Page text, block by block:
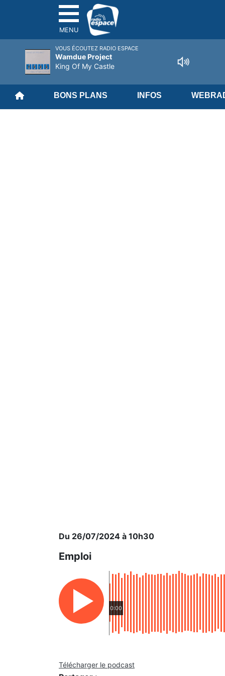
MENU
BONS PLANS INFOS
Du 26/07/2024 à 10h30
Emploi
0:00
Télécharger le podcast
VOUS ÉCOUTEZ RADIO ESPACE
Wamdue Project
King Of My Castle